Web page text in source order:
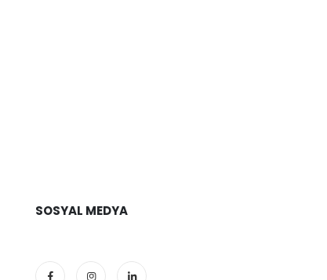
SOSYAL MEDYA